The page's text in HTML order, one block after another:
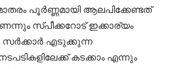
പൂർണ്ണമായി ആലപിക്കേണ്ടത്
സ്പീക്കറോട് ഇക്കാര്യം
സർക്കാർ എടുക്കുന്ന
കടക്കാം എന്നും